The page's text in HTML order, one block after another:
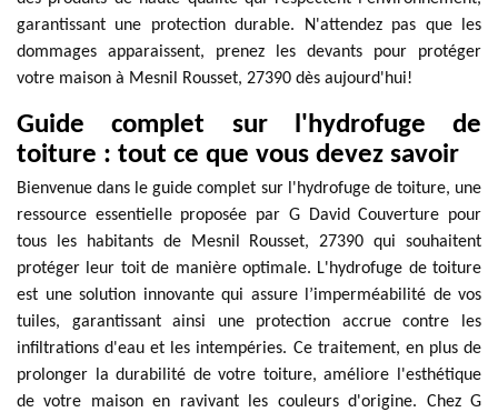
garantissant une protection durable. N'attendez pas que les
dommages apparaissent, prenez les devants pour protéger
votre maison à Mesnil Rousset, 27390 dès aujourd'hui!
Guide complet sur l'hydrofuge de
toiture : tout ce que vous devez savoir
Bienvenue dans le guide complet sur l'hydrofuge de toiture, une
ressource essentielle proposée par G David Couverture pour
tous les habitants de Mesnil Rousset, 27390 qui souhaitent
protéger leur toit de manière optimale. L'hydrofuge de toiture
est une solution innovante qui assure l’imperméabilité de vos
tuiles, garantissant ainsi une protection accrue contre les
infiltrations d'eau et les intempéries. Ce traitement, en plus de
prolonger la durabilité de votre toiture, améliore l'esthétique
de votre maison en ravivant les couleurs d'origine. Chez G